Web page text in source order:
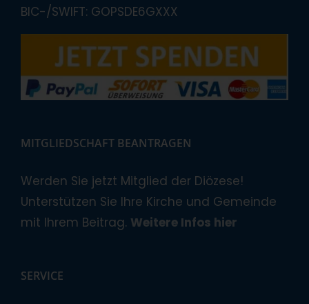
BIC-/SWIFT: GOPSDE6GXXX
MITGLIEDSCHAFT BEANTRAGEN
Werden Sie jetzt Mitglied der Diözese!
Unterstützen Sie Ihre Kirche und Gemeinde
mit Ihrem Beitrag. Weitere Infos hier
SERVICE